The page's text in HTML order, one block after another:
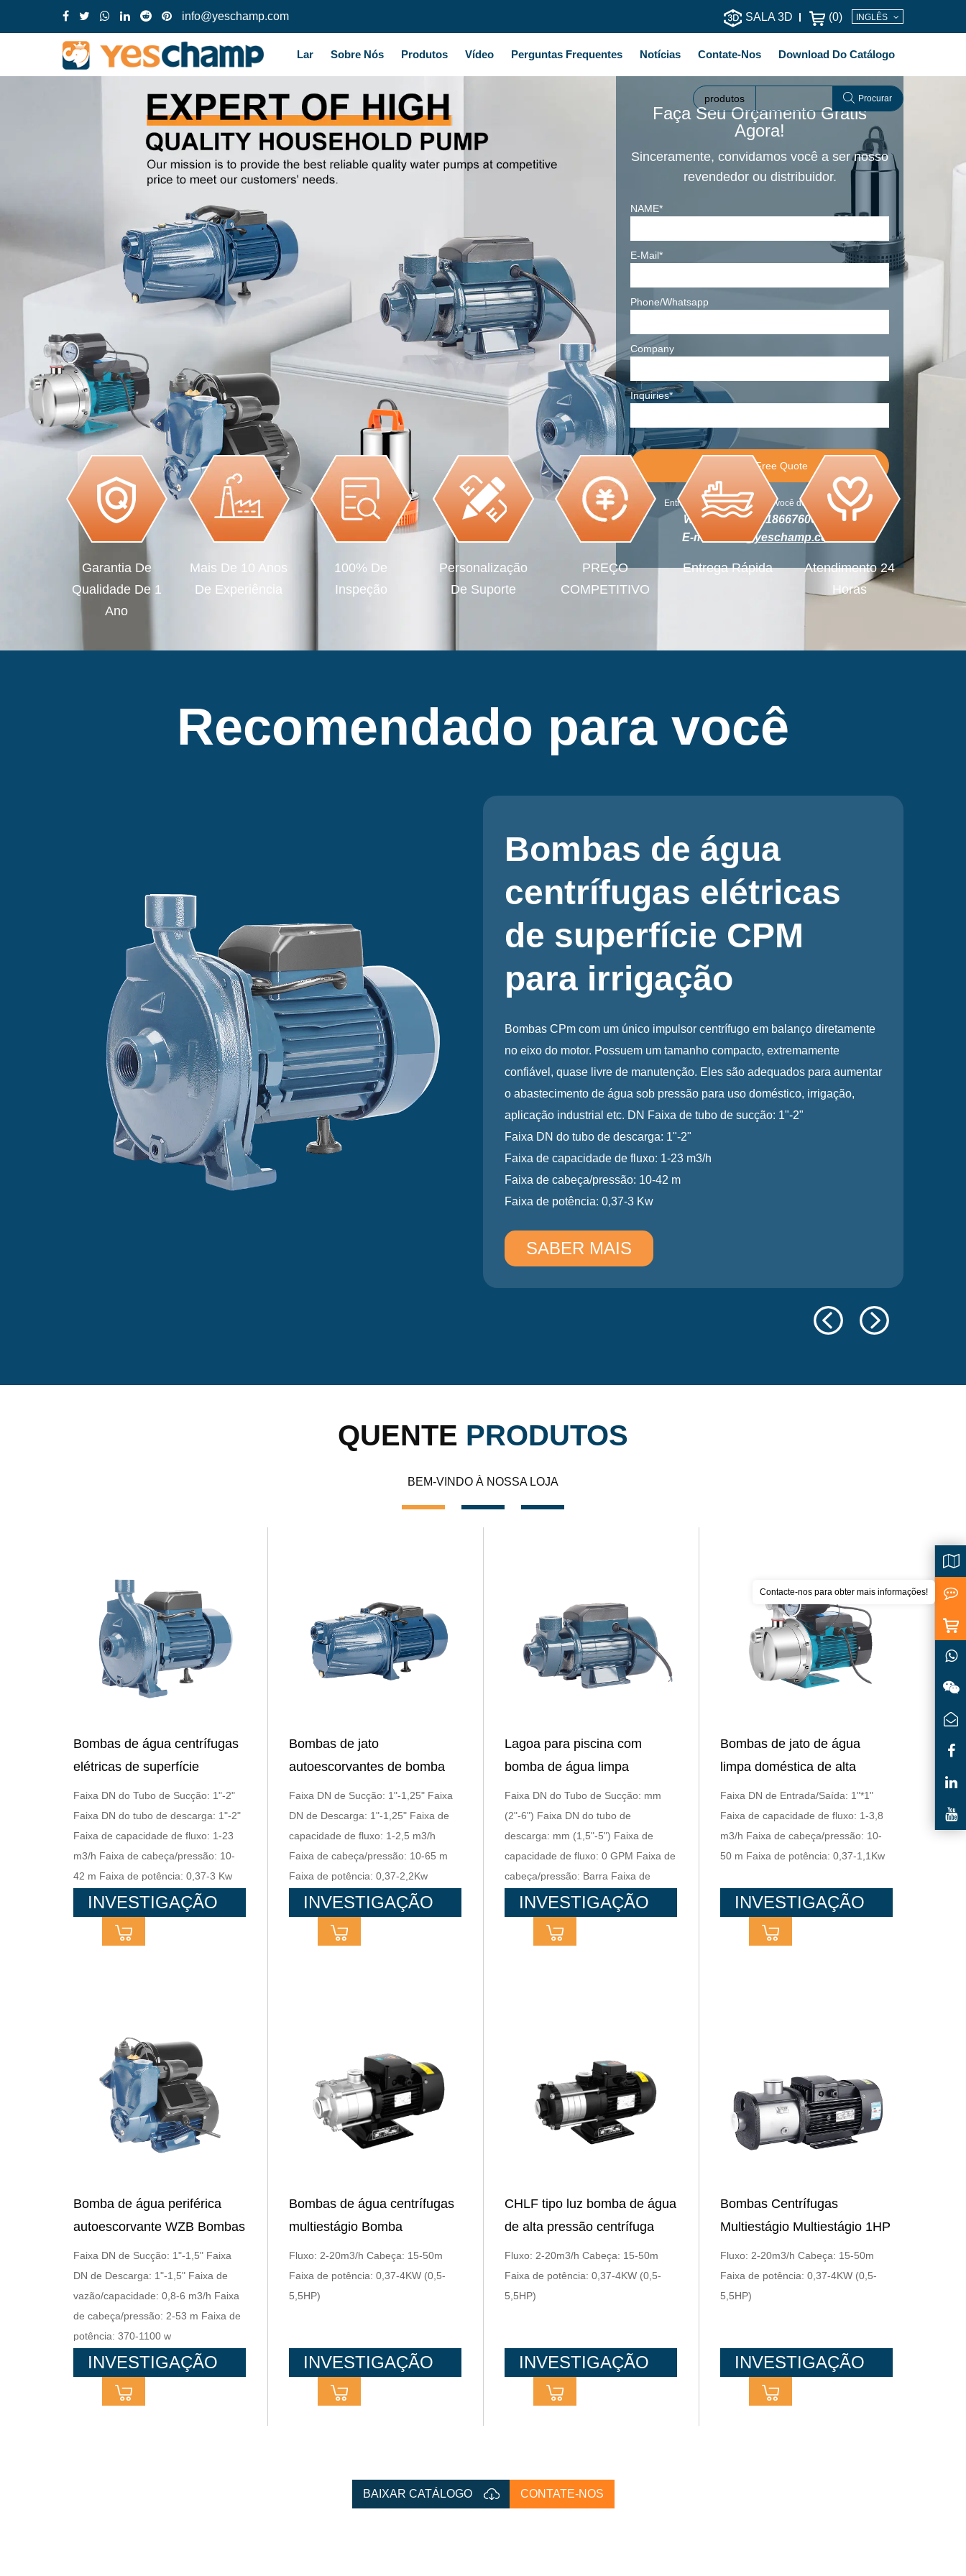
info@yeschamp.com SALA 3D (0) INGLÊS
Lar Sobre Nós Produtos Vídeo Perguntas Frequentes Notícias Contate-Nos Download Do Catálogo
produtos Procurar
Faça Seu Orçamento Grátis
Agora!
Sinceramente, convidamos você a ser nosso
revendedor ou distribuidor.
NAME*
E-Mail*
Phone/Whatsapp
Company
Inquiries*
Entraremos em contato com você dentro de hoje.
Whatsapp:+86-18667600006
E-mail:
info@yeschamp.com
Garantia De
Qualidade De 1
Ano
Mais De 10 Anos
De Experiência
100% De
Inspeção
Personalização
De Suporte
PREÇO
COMPETITIVO
Entrega Rápida
Atendimento 24
Horas
Recomendado para você
Bombas
autoescorvantes de
bomba de água a jato
Bombas de jato de água autoescorvantes com um desempenho hidráulico
bombear até 9mt. profundidade e funcionam perfeitamente mesmo em
água com gás. Adequado para elevação e distribuição de água em
tubulações domésticas por tanques de pequeno e médio porte.
Faixa DN de Sucção: 1"-1,25"
Faixa DN de Descarga: 1"-1,25"
Faixa de capacidade de fluxo: 1-2,5 m3/h
Faixa de cabeça/pressão: 10-65 m
Faixa de potência: 0,37-2,2Kw
SABER MAIS
QUENTE PRODUTOS
BEM-VINDO À NOSSA LOJA
Bombas de água centrífugas
elétricas de superfície
CPm1.5HP para irrigação
Faixa DN do Tubo de Sucção: 1"-2"
Faixa DN do tubo de descarga: 1"-2"
Faixa de capacidade de fluxo: 1-23
m3/h Faixa de cabeça/pressão: 10-
42 m Faixa de potência: 0,37-3 Kw
INVESTIGAÇÃO
Bombas de jato
autoescorvantes de bomba
de água
Faixa DN de Sucção: 1"-1,25" Faixa
DN de Descarga: 1"-1,25" Faixa de
capacidade de fluxo: 1-2,5 m3/h
Faixa de cabeça/pressão: 10-65 m
Faixa de potência: 0,37-2,2Kw
INVESTIGAÇÃO
Lagoa para piscina com
bomba de água limpa
centrífuga industrial elétrica
QB-60 370 W
Faixa DN do Tubo de Sucção: mm
(2"-6") Faixa DN do tubo de
descarga: mm (1,5"-5") Faixa de
capacidade de fluxo: 0 GPM Faixa de
cabeça/pressão: Barra Faixa de
potência: Kw
INVESTIGAÇÃO
Bombas de jato de água
limpa doméstica de alta
qualidade SS304 Corpo da
bomba
Faixa DN de Entrada/Saída: 1"*1"
Faixa de capacidade de fluxo: 1-3,8
m3/h Faixa de cabeça/pressão: 10-
50 m Faixa de potência: 0,37-1,1Kw
INVESTIGAÇÃO
Bomba de água periférica
autoescorvante WZB Bombas
periféricas de água limpa
automáticas
Faixa DN de Sucção: 1"-1,5" Faixa
DN de Descarga: 1"-1,5" Faixa de
vazão/capacidade: 0,8-6 m3/h Faixa
de cabeça/pressão: 2-53 m Faixa de
potência: 370-1100 w
INVESTIGAÇÃO
Bombas de água centrífugas
multiestágio Bomba
multiestágio CHL Water
Booster
Fluxo: 2-20m3/h Cabeça: 15-50m
Faixa de potência: 0,37-4KW (0,5-
5,5HP)
INVESTIGAÇÃO
CHLF tipo luz bomba de água
de alta pressão centrífuga
horizontal de aço inoxidável
multiestágio
Fluxo: 2-20m3/h Cabeça: 15-50m
Faixa de potência: 0,37-4KW (0,5-
5,5HP)
INVESTIGAÇÃO
Bombas Centrífugas
Multiestágio Multiestágio 1HP
Compacto Multiestágio
Fluxo: 2-20m3/h Cabeça: 15-50m
Faixa de potência: 0,37-4KW (0,5-
5,5HP)
INVESTIGAÇÃO
BAIXAR CATÁLOGO CONTATE-NOS
Contacte-nos para obter mais informações!